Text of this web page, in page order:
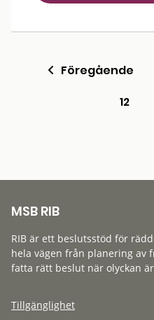
Föregående
12
MSB RIB
RIB är ett beslutsstöd för
hela vägen från planering av
fatta rätt beslut när olyckan
Tillgänglighet